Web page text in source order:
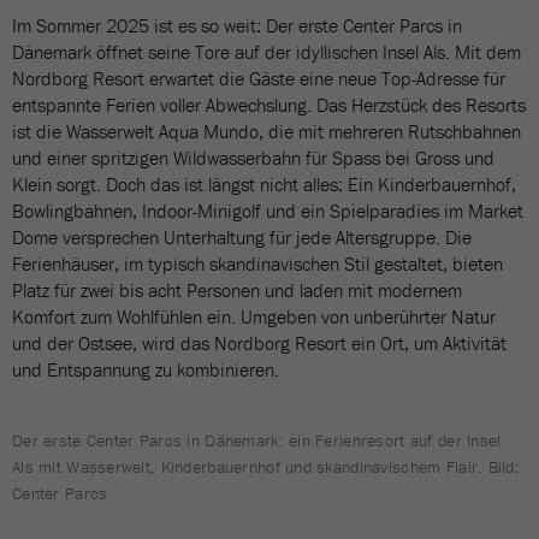
Im Sommer 2025 ist es so weit: Der erste Center Parcs in
Dänemark öffnet seine Tore auf der idyllischen Insel Als. Mit dem
Nordborg Resort erwartet die Gäste eine neue Top-Adresse für
entspannte Ferien voller Abwechslung. Das Herzstück des Resorts
ist die Wasserwelt Aqua Mundo, die mit mehreren Rutschbahnen
und einer spritzigen Wildwasserbahn für Spass bei Gross und
Klein sorgt. Doch das ist längst nicht alles: Ein Kinderbauernhof,
Bowlingbahnen, Indoor-Minigolf und ein Spielparadies im Market
Dome versprechen Unterhaltung für jede Altersgruppe. Die
Ferienhäuser, im typisch skandinavischen Stil gestaltet, bieten
Platz für zwei bis acht Personen und laden mit modernem
Komfort zum Wohlfühlen ein. Umgeben von unberührter Natur
und der Ostsee, wird das Nordborg Resort ein Ort, um Aktivität
und Entspannung zu kombinieren.
Der erste Center Parcs in Dänemark: ein Ferienresort auf der Insel
Als mit Wasserwelt, Kinderbauernhof und skandinavischem Flair. Bild:
Center Parcs